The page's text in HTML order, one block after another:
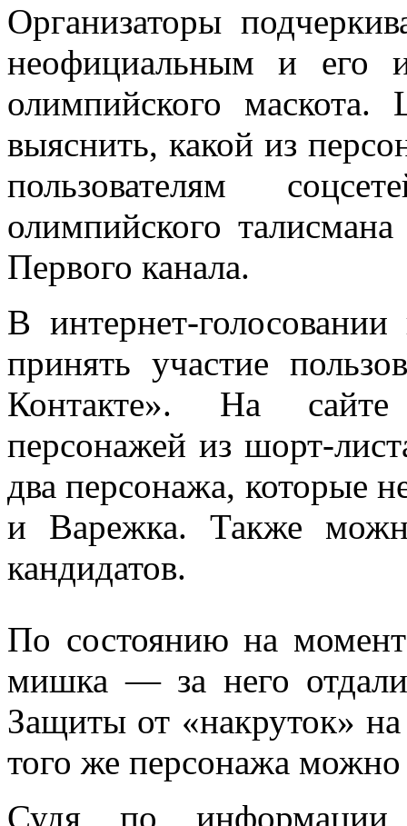
Организаторы
неофициальным и его
олимпийского маскота.
выяснить, какой из
пользователям
олимпийского
Первого канала.
В интернет-
принять участие
Контакте». На сайте
персонажей из шорт-
два персонажа, которые
и Варежка. Также
кандидатов.
По состоянию на
мишка — за него
Защиты от «накруток»
того же персонажа можно
Судя по